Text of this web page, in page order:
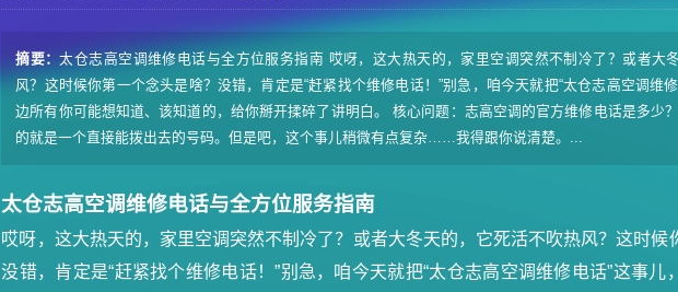
摘要：太仓志高空调维修电话与全方位服务指南 哎呀，这大热天的，家里空调突然不制冷了？或者大
风？这时候你第一个念头是啥？没错，肯定是“赶紧找个维修电话！”别急，咱今天就把“太仓志高空调维
边所有你可能想知道、该知道的，给你掰开揉碎了讲明白。 核心问题：志高空调的官方维修电话是多少
的就是一个直接能拨出去的号码。但是吧，这个事儿稍微有点复杂……我得跟你说清楚。...
太仓志高空调维修电话与全方位服务指南
哎呀，这大热天的，家里空调突然不制冷了？或者大冬天的，它死活不吹热风？这时候
没错，肯定是“赶紧找个维修电话！”别急，咱今天就把“太仓志高空调维修电话”这事儿